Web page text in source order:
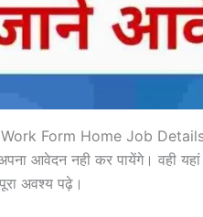
Form Home Job Details
आवेदन नही कर पायेंगे। वही
अवश्य पढ़े।